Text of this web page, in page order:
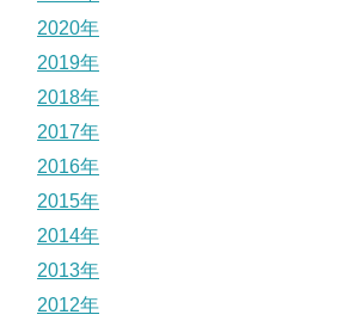
2020年
2019年
2018年
2017年
2016年
2015年
2014年
2013年
2012年